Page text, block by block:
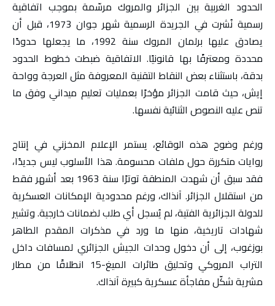
الحدود الغربية بين الجزائر والمروك مرسّمة بموجب اتفاقية
رسمية نُشرت في الجريدة الرسمية شهر جوان 1973، قبل أن
يصادق عليها برلمان المروك سنة 1992، ما يجعلها حدودًا
محددة ومعترفًا بها قانونيًا. الاتفاقية ضبطت خطوط الحدود
بدقة، باستثناء بعض النقاط التقنية المعروفة مثل العرجة وواحة
إيش، حيث قامت الجزائر مؤخرًا بعمليات تعليم ميداني وفق ما
تنص عليه النصوص الثنائية نفسها.
ورغم وضوح هذه الوقائع، يستمر الإعلام المخزني في إنتاج
روايات متكررة حول ملفات محسومة. هذا الأسلوب ليس جديدًا،
فقد سبق أن شهدت المنطقة توترًا سنة 1963 بعد أشهر فقط
من استقلال الجزائر. آنذاك، ورغم محدودية الإمكانات العسكرية
للدولة الجزائرية الفتية، لم يُسجل أي طلب لضمانات خارجية. وتشير
شهادات تاريخية، منها ما ورد في مذكرات المقدم الطاهر
بوزغوب، إلى أن دخول وحدات الجيش الجزائري لمسافات داخل
التراب المروكي وتحليق طائرات الميغ-15 انطلاقًا من مطار
مشرية شكّل مفاجأة عسكرية كبيرة آنذاك.